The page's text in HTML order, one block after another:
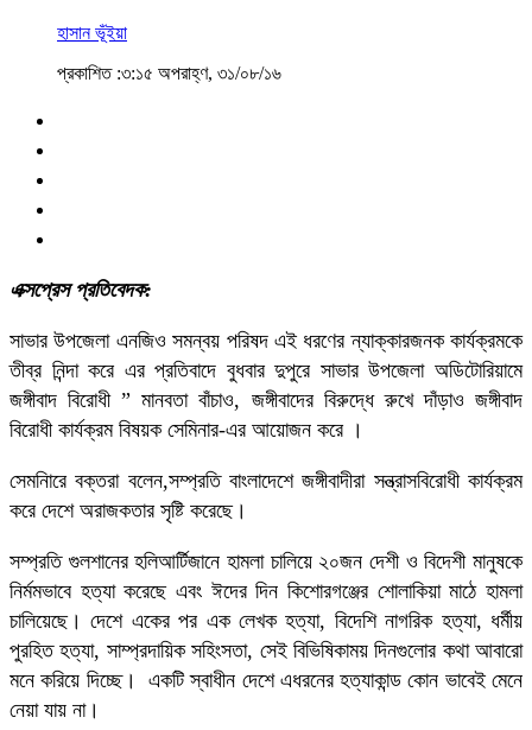
হাসান ভূঁইয়া
প্রকাশিত :৩:১৫ অপরাহ্ণ, ৩১/০৮/১৬
এক্সপ্রেস প্রতিবেদক:
সাভার উপজেলা এনজিও সমন্বয় পরিষদ এই ধরণের ন্যাক্কারজনক কার্যক্রমকে
তীব্র নিন্দা করে এর প্রতিবাদে বুধবার দুপুরে সাভার উপজেলা অডিটোরিয়ামে
জঙ্গীবাদ বিরোধী ” মানবতা বাঁচাও, জঙ্গীবাদের বিরুদ্ধে রুখে দাঁড়াও জঙ্গীবাদ
বিরোধী কার্যক্রম বিষয়ক সেমিনার-এর আয়োজন করে ।
সেমনিারে বক্তরা বলেন,সম্প্রতি বাংলাদেশে জঙ্গীবাদীরা সন্ত্রাসবিরোধী কার্যক্রম
করে দেশে অরাজকতার সৃষ্টি করেছে।
সম্প্রতি গুলশানের হলিআর্টিজানে হামলা চালিয়ে ২০জন দেশী ও বিদেশী মানুষকে
নির্মমভাবে হত্যা করেছে এবং ঈদের দিন কিশোরগঞ্জের শোলাকিয়া মাঠে হামলা
চালিয়েছে। দেশে একের পর এক লেখক হত্যা, বিদেশি নাগরিক হত্যা, ধর্মীয়
পুরহিত হত্যা, সাম্প্রদায়িক সহিংসতা, সেই বিভিষিকাময় দিনগুলোর কথা আবারো
মনে করিয়ে দিচ্ছে। একটি স্বাধীন দেশে এধরনের হত্যাকান্ড কোন ভাবেই মেনে
নেয়া যায় না।